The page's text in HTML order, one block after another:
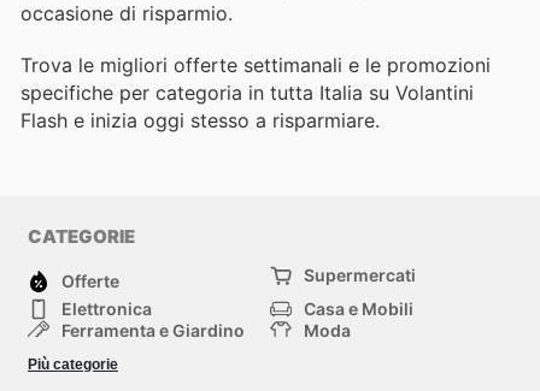
occasione di risparmio.
Trova le migliori offerte settimanali e le promozioni
specifiche per categoria in tutta Italia su Volantini
Flash e inizia oggi stesso a risparmiare.
CATEGORIE
Offerte
Supermercati
Elettronica
Casa e Mobili
Ferramenta e Giardino
Moda
Bambini e Neonati
Più categorie